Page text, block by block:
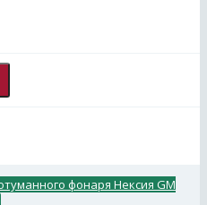
фонаря Нексия GM